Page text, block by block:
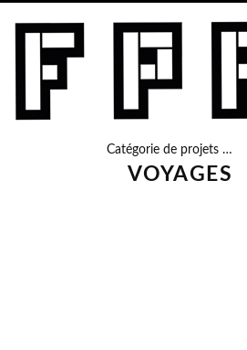
Catégorie de projets …
VOYAGES